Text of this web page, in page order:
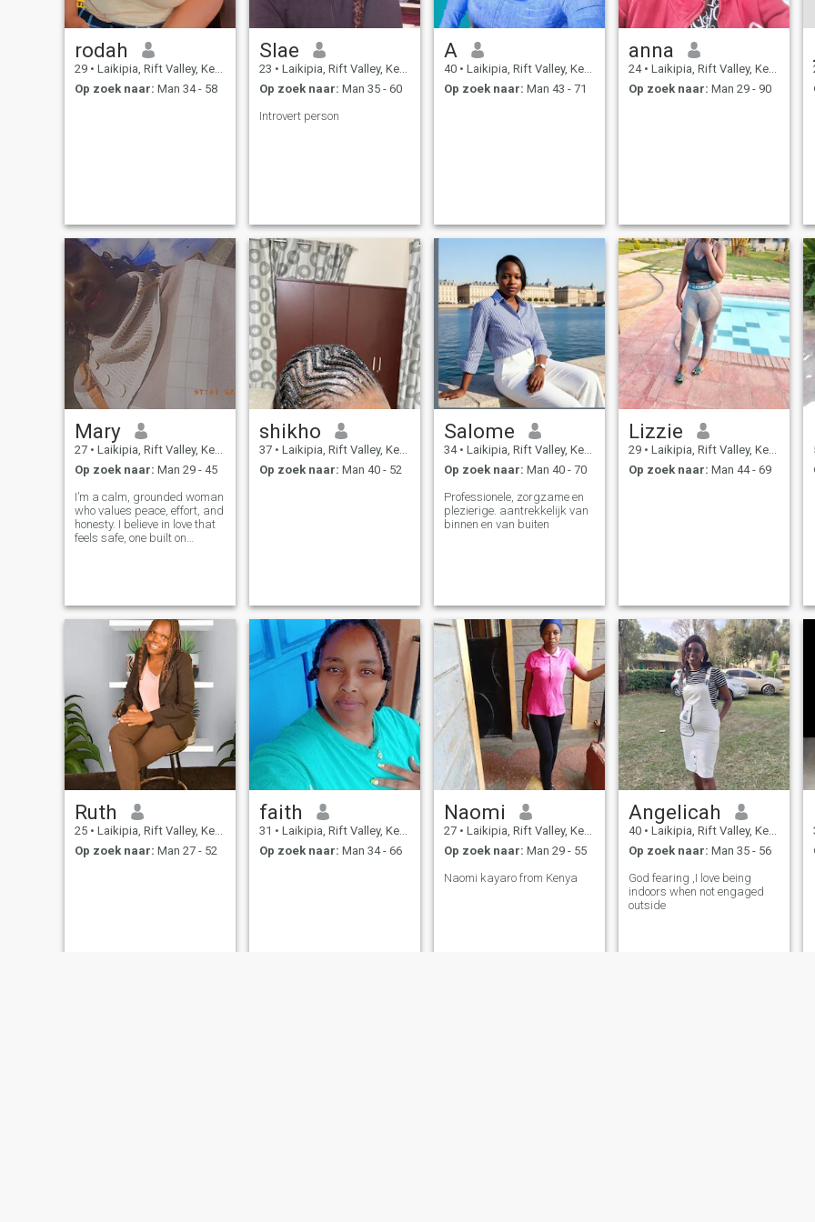
rodah
29 • Laikipia, Rift Valley, Kenya
Op zoek naar: Man 34 - 58
Slae
23 • Laikipia, Rift Valley, Kenya
Op zoek naar: Man 35 - 60
Introvert person
A
40 • Laikipia, Rift Valley, Kenya
Op zoek naar: Man 43 - 71
anna
24 • Laikipia, Rift Valley, Kenya
Op zoek naar: Man 29 - 90
Mary
27 • Laikipia, Rift Valley, Kenya
Op zoek naar: Man 29 - 45
I’m a calm, grounded woman
who values peace, effort, and
honesty. I believe in love that
feels safe, one built on
that feel right.
shikho
37 • Laikipia, Rift Valley, Kenya
Op zoek naar: Man 40 - 52
Salome
34 • Laikipia, Rift Valley, Kenya
Op zoek naar: Man 40 - 70
Professionele, zorgzame en
plezierige. aantrekkelijk van
binnen en van buiten
Lizzie
29 • Laikipia, Rift Valley, Kenya
Op zoek naar: Man 44 - 69
Ruth
25 • Laikipia, Rift Valley, Kenya
Op zoek naar: Man 27 - 52
faith
31 • Laikipia, Rift Valley, Kenya
Op zoek naar: Man 34 - 66
Naomi
27 • Laikipia, Rift Valley, Kenya
Op zoek naar: Man 29 - 55
Naomi kayaro from Kenya
Angelicah
40 • Laikipia, Rift Valley, Kenya
Op zoek naar: Man 35 - 56
God fearing ,I love being
indoors when not engaged
outside